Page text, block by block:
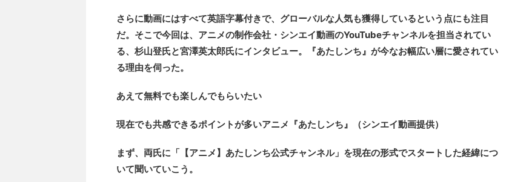
さらに動画にはすべて英語字幕付きで、グローバルな人気も獲得しているという点にも注目
だ。そこで今回は、アニメの制作会社・シンエイ動画のYouTubeチャンネルを担当されてい
る、杉山登氏と宮澤英太郎氏にインタビュー。『あたしンち』が今なお幅広い層に愛されてい
る理由を伺った。
あえて無料でも楽しんでもらいたい
現在でも共感できるポイントが多いアニメ『あたしンち』（シンエイ動画提供）
まず、両氏に「【アニメ】あたしンち公式チャンネル」を現在の形式でスタートした経緯につ
いて聞いていこう。